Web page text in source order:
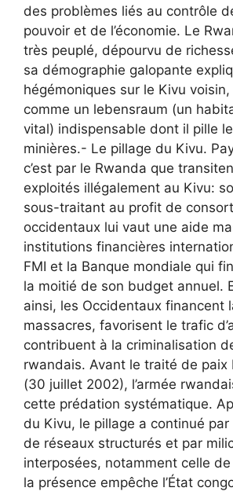
des problèmes liés au contrôle
pouvoir et de l’économie. Le
très peuplé, dépourvu de
sa démographie galopante
hégémoniques sur le Kivu voisin,
comme un lebensraum (un
vital) indispensable dont il pille
minières.- Le pillage du Kivu.
c’est par le Rwanda que
exploités illégalement au Kivu:
sous-traitant au profit de
occidentaux lui vaut une aide
institutions financières
FMI et la Banque mondiale qui
la moitié de son budget annuel.
ainsi, les Occidentaux financent
massacres, favorisent le trafic
contribuent à la criminalisation
rwandais. Avant le traité de paix
(30 juillet 2002), l’armée
cette prédation systématique.
du Kivu, le pillage a continué par
de réseaux structurés et par
interposées, notamment celle
la présence empêche l’État